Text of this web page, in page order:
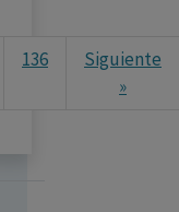
136
Siguiente
»